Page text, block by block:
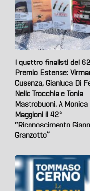
I quattro finalisti del
Premio Estense:
Cusenza, Gianluca Di
Nello Trocchia e Tonia
Mastrobuoni. A Monica
Maggioni il 42°
“Riconoscimento
Granzotto”